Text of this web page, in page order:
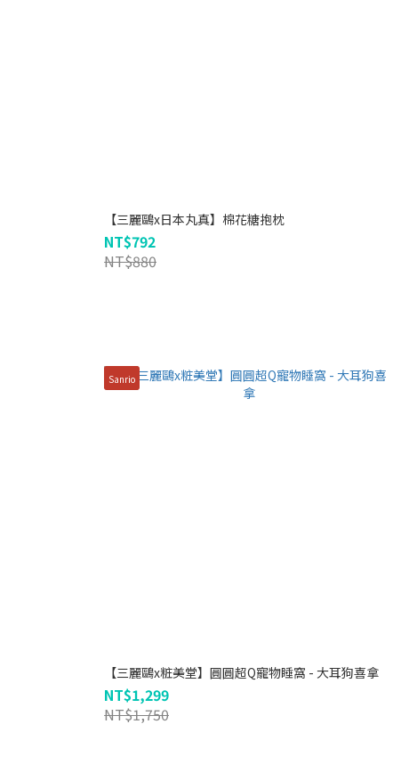
【三麗鷗x日本丸真】棉花糖抱枕
NT$792
NT$880
Sanrio
【三麗鷗x粧美堂】圓圓超Q寵物睡窩 - 大耳狗喜拿
NT$1,299
NT$1,750